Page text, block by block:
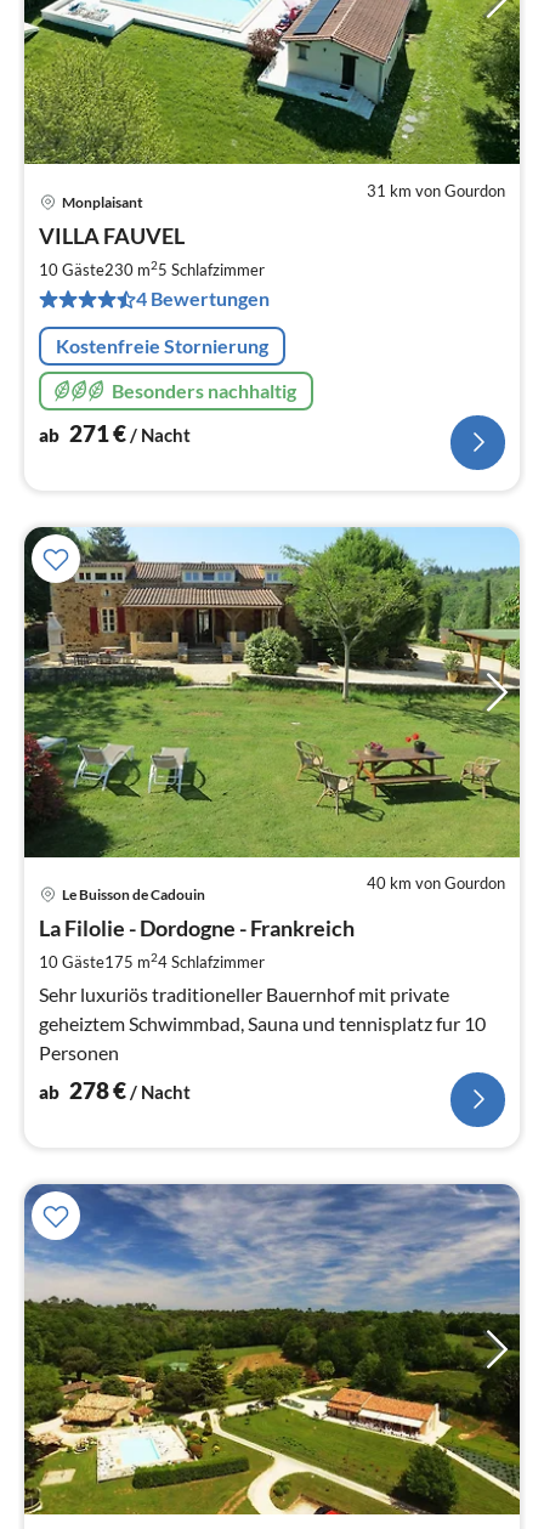
31 km von Gourdon
Monplaisant
VILLA FAUVEL
10 Gäste230 m25 Schlafzimmer
4 Bewertungen
Kostenfreie Stornierung
Besonders nachhaltig
ab 271€/ Nacht
40 km von Gourdon
Le Buisson de Cadouin
La Filolie - Dordogne - Frankreich
10 Gäste175 m24Schlafzimmer
Sehr luxuriös traditioneller Bauernhof mit private
geheiztem Schwimmbad, Sauna und tennisplatz fur 10
Personen
ab 278€/ Nacht